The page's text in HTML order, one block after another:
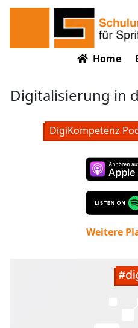
Home
Digitalisierung in
DigiKompetenz
Weitere